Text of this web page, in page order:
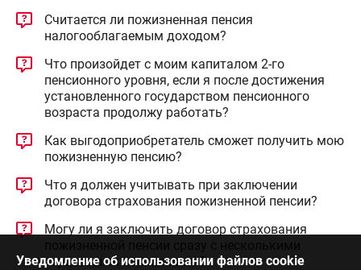
Считается ли пожизненная пенсия
налогооблагаемым доходом?
Что произойдет с моим капиталом 2-го
пенсионного уровня, если я после достижения
установленного государством пенсионного
возраста продолжу работать?
Как выгодоприобретатель сможет получить мою
пожизненную пенсию?
Что я должен учитывать при заключении
договора страхования пожизненной пенсии?
Могу ли я заключить договор страхования
страховыми компаниями?
Уведомление об использовании файлов cookie